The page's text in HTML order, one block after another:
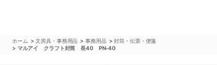
ホーム >文房具・事務用品 >事務用品 >封筒・伝票・便箋
> マルアイ クラフト封筒 長40 PN-40